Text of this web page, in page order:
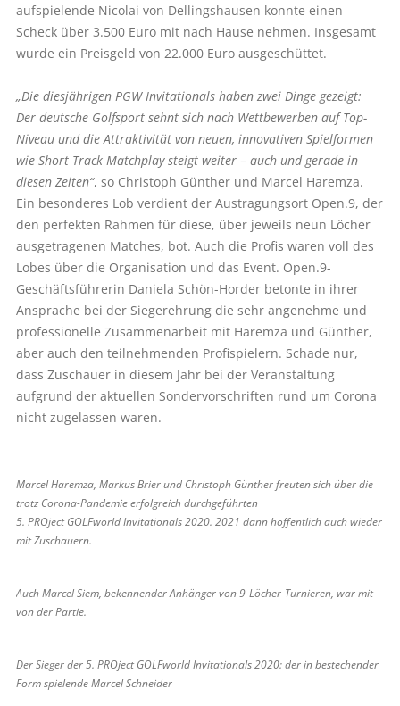
aufspielende Nicolai von Dellingshausen konnte einen
Scheck über 3.500 Euro mit nach Hause nehmen. Insgesamt
wurde ein Preisgeld von 22.000 Euro ausgeschüttet.
„Die diesjährigen PGW Invitationals haben zwei Dinge gezeigt:
Der deutsche Golfsport sehnt sich nach Wettbewerben auf Top-
Niveau und die Attraktivität von neuen, innovativen Spielformen
wie Short Track Matchplay steigt weiter – auch und gerade in
diesen Zeiten“, so Christoph Günther und Marcel Haremza.
Ein besonderes Lob verdient der Austragungsort Open.9, der
den perfekten Rahmen für diese, über jeweils neun Löcher
ausgetragenen Matches, bot. Auch die Profis waren voll des
Lobes über die Organisation und das Event. Open.9-
Geschäftsführerin Daniela Schön-Horder betonte in ihrer
Ansprache bei der Siegerehrung die sehr angenehme und
professionelle Zusammenarbeit mit Haremza und Günther,
aber auch den teilnehmenden Profispielern. Schade nur,
dass Zuschauer in diesem Jahr bei der Veranstaltung
aufgrund der aktuellen Sondervorschriften rund um Corona
nicht zugelassen waren.
Marcel Haremza, Markus Brier und Christoph Günther freuten sich über die
trotz Corona-Pandemie erfolgreich durchgeführten
5. PROject GOLFworld Invitationals 2020. 2021 dann hoffentlich auch wieder
mit Zuschauern.
Auch Marcel Siem, bekennender Anhänger von 9-Löcher-Tur­nieren, war mit
von der Partie.
Der Sieger der 5. PROject GOLFworld Invitationals 2020: der in bestechender
Form spielende Marcel Schneider